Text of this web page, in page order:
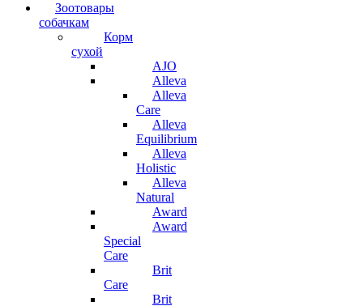
Зоотовары
собачкам
Корм
сухой
AJO
Alleva
Alleva
Care
Alleva
Equilibrium
Alleva
Holistic
Alleva
Natural
Award
Award
Special
Care
Brit
Care
Brit